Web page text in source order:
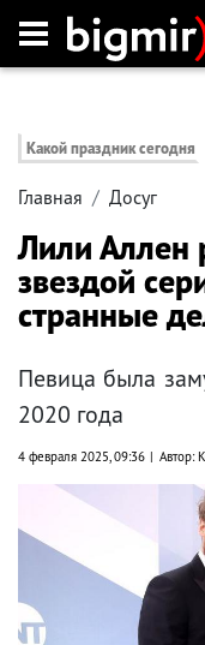
Какой праздник сегодня
Главная Досуг
Лили Аллен
звездой
странные
Певица была
2020 года
4 февраля 2025, 09:36 Автор: